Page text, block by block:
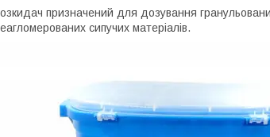
призначений для дозування
сипучих матеріалів.